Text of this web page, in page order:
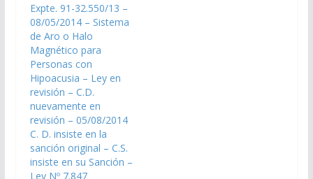
(Expte. 91-33.669/14 y
91-33.619/14
(unificados) – A la
Comisión de
Legislación General,
del Trabajo y Régimen
Previsional) Aprobado
con modificaciones
el…
Expte. 91-32.550/13 –
08/05/2014 – Sistema
de Aro o Halo
Magnético para
Personas con
Hipoacusia – Ley en
revisión – C.D.
nuevamente en
revisión – 05/08/2014
C. D. insiste en la
sanción original – C.S.
insiste en su Sanción –
Ley Nº 7.847